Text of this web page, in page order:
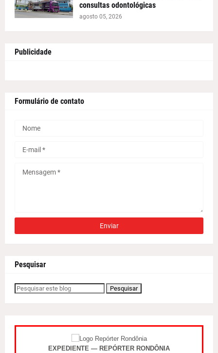
consultas odontológicas
agosto 05, 2026
Publicidade
Formulário de contato
Pesquisar
EXPEDIENTE — REPÓRTER RONDÔNIA